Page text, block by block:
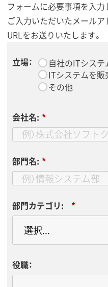
フォームに必要事項を入力
ご入力いただいたメール
URLをお送りいたします。
*
立場：
自社のITシステ
ITシステムを販
その他
*
会社名:
*
部門名:
*
部門カテゴリ:
役職：